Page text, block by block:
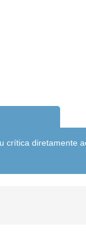
crítica diretamente